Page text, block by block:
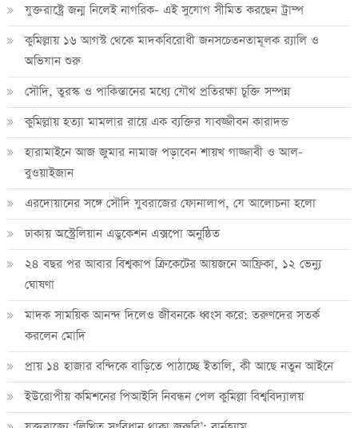
যুক্তরাষ্ট্রে জন্ম নিলেই নাগরিক- এই সুযোগ সীমিত করছেন ট্রাম্প
কুমিল্লায় ১৬ আগস্ট থেকে মাদকবিরোধী জনসচেতনতামূলক র‍্যালি ও
অভিযান শুরু
সৌদি, তুরস্ক ও পাকিস্তানের মধ্যে যৌথ প্রতিরক্ষা চুক্তি সম্পন্ন
কুমিল্লায় হত্যা মামলার রায়ে এক ব্যক্তির যাবজ্জীবন কারাদন্ড
হারামাইনে আজ জুমার নামাজ পড়াবেন শায়খ গাজ্জাবী ও আল-
বুওয়াইজান
এরদোয়ানের সঙ্গে সৌদি যুবরাজের ফোনালাপ, যে আলোচনা হলো
ঢাকায় অস্ট্রেলিয়ান এডুকেশন এক্সপো অনুষ্ঠিত
২৪ বছর পর আবার বিশ্বকাপ ক্রিকে‌টের আয়জনে আফ্রিকা, ১২ ভেন্যু
ঘোষণা
মাদক সাময়িক আনন্দ দিলেও জীবনকে ধ্বংস করে: তরুণদের সতর্ক
করলেন মোদি
প্রায় ১৪ হাজার বন্দিকে বাড়িতে পাঠাচ্ছে ইতালি, কী আছে নতুন আইনে
ইউরোপীয় কমিশনের পিআইসি নিবন্ধন পেল কুমিল্লা বিশ্ববিদ্যালয়